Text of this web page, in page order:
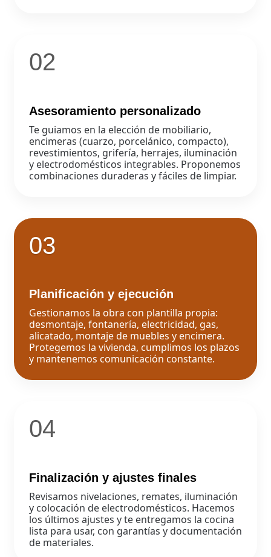
02
Asesoramiento personalizado
Te guiamos en la elección de mobiliario,
encimeras (cuarzo, porcelánico, compacto),
revestimientos, grifería, herrajes, iluminación
y electrodomésticos integrables. Proponemos
combinaciones duraderas y fáciles de limpiar.
03
Planificación y ejecución
Gestionamos la obra con plantilla propia:
desmontaje, fontanería, electricidad, gas,
alicatado, montaje de muebles y encimera.
Protegemos la vivienda, cumplimos los plazos
y mantenemos comunicación constante.
04
Finalización y ajustes finales
Revisamos nivelaciones, remates, iluminación
y colocación de electrodomésticos. Hacemos
los últimos ajustes y te entregamos la cocina
lista para usar, con garantías y documentación
de materiales.